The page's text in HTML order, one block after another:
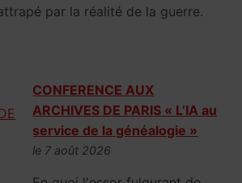
par la réalité de la guerre.
CONFERENCE AUX
ARCHIVES DE PARIS « L’IA au
service de la généalogie »
le 7 août 2026